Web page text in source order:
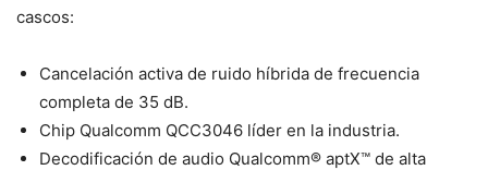
cascos:
Cancelación activa de ruido híbrida de frecuencia
completa de 35 dB.
Chip Qualcomm QCC3046 líder en la industria.
Decodificación de audio Qualcomm® aptX™ de alta